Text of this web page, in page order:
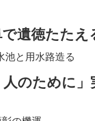
遺徳たたえ
と用水路造る
のために」